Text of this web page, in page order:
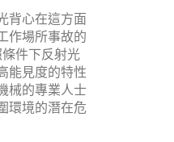
背心在這方面
作場所事故的
件下反射光
能見度的特性
械的專業人士
環境的潛在危